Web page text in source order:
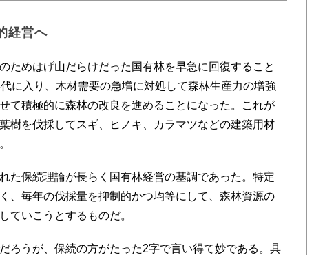
経営へ
ためはげ山だらけだった国有林を早急に回復すること
に入り、木材需要の急増に対処して森林生産力の増強
て積極的に森林の改良を進めることになった。これが
樹を伐採してスギ、ヒノキ、カラマツなどの建築用材
た保続理論が長らく国有林経営の基調であった。特定
、毎年の伐採量を抑制的かつ均等にして、森林資源の
ていこうとするものだ。
ろうが、保続の方がたった2字で言い得て妙である。具